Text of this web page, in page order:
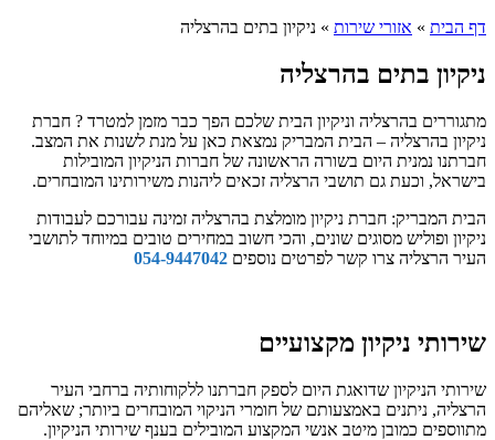
דף הבית » אזורי שירות » ניקיון בתים בהרצליה
ניקיון בתים בהרצליה
מתגוררים בהרצליה וניקיון הבית שלכם הפך כבר מזמן למטרד ? חברת
ניקיון בהרצליה – הבית המבריק נמצאת כאן על מנת לשנות את המצב.
חברתנו נמנית היום בשורה הראשונה של חברות הניקיון המובילות
בישראל, וכעת גם תושבי הרצליה זכאים ליהנות משירותינו המובחרים.
הבית המבריק: חברת ניקיון מומלצת בהרצליה זמינה עבורכם לעבודות
ניקיון ופוליש מסוגים שונים, והכי חשוב במחירים טובים במיוחד לתושבי
העיר הרצליה צרו קשר לפרטים נוספים 054-9447042
שירותי ניקיון מקצועיים
שירותי הניקיון שדואגת היום לספק חברתנו ללקוחותיה ברחבי העיר
הרצליה, ניתנים באמצעותם של חומרי הניקוי המובחרים ביותר; שאליהם
מתווספים כמובן מיטב אנשי המקצוע המובילים בענף שירותי הניקיון.